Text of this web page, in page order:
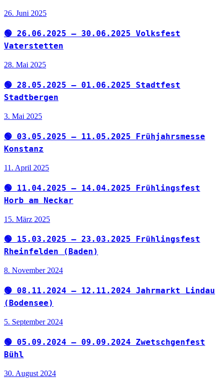
26. Juni 2025
🟢 26.06.2025 – 30.06.2025 Volksfest
Vaterstetten
28. Mai 2025
🟢 28.05.2025 – 01.06.2025 Stadtfest
Stadtbergen
3. Mai 2025
🟢 03.05.2025 – 11.05.2025 Frühjahrsmesse
Konstanz
11. April 2025
🟢 11.04.2025 – 14.04.2025 Frühlingsfest
Horb am Neckar
15. März 2025
🟢 15.03.2025 – 23.03.2025 Frühlingsfest
Rheinfelden (Baden)
8. November 2024
🟢 08.11.2024 – 12.11.2024 Jahrmarkt Lindau
(Bodensee)
5. September 2024
🟢 05.09.2024 – 09.09.2024 Zwetschgenfest
Bühl
30. August 2024